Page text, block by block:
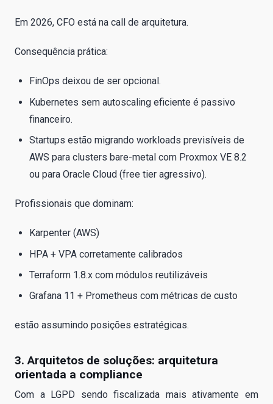
Em 2026, CFO está na call de arquitetura.
Consequência prática:
FinOps deixou de ser opcional.
Kubernetes sem autoscaling eficiente é passivo
financeiro.
Startups estão migrando workloads previsíveis de
AWS para clusters bare-metal com Proxmox VE 8.2
ou para Oracle Cloud (free tier agressivo).
Profissionais que dominam:
Karpenter (AWS)
HPA + VPA corretamente calibrados
Terraform 1.8.x com módulos reutilizáveis
Grafana 11 + Prometheus com métricas de custo
estão assumindo posições estratégicas.
3. Arquitetos de soluções: arquitetura
orientada a compliance
Com a LGPD sendo fiscalizada mais ativamente em